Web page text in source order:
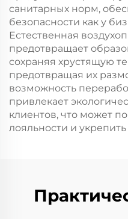
санитарных норм,
безопасности как у
Естественная
предотвращает
сохраняя хрустящую
предотвращая их
возможность
привлекает
клиентов, что может
лояльности и